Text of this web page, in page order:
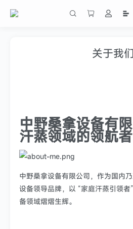
关于我们
中野桑拿设备有
汗蒸领域的领航者
中野桑拿设备有限公司，作为国内
设备领导品牌，以 “家庭汗蒸引领
备领域熠熠生辉。